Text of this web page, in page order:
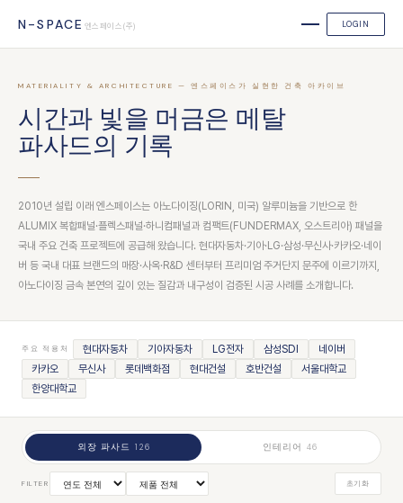
N-SPACE 엔스페이스(주) LOGIN
MATERIALITY & ARCHITECTURE — 엔스페이스가 실현한 건축 아카이브
시간과 빛을 머금은 메탈
파사드의 기록
2010년 설립 이래 엔스페이스는 아노다이징(LORIN, 미국) 알루미늄을 기반으로 한
ALUMIX 복합패널·플렉스패널·하니컴패널과 컴팩트(FUNDERMAX, 오스트리아) 패널을
국내 주요 건축 프로젝트에 공급해 왔습니다. 현대자동차·기아·LG·삼성·무신사·카카오·네이
버 등 국내 대표 브랜드의 매장·사옥·R&D 센터부터 프리미엄 주거단지 문주에 이르기까지,
아노다이징 금속 본연의 깊이 있는 질감과 내구성이 검증된 시공 사례를 소개합니다.
주요 적용처 현대자동차 기아자동차 LG전자 삼성SDI
네이버
카카오
무신사 롯데백화점 현대건설 호반건설
서울대학교
한양대학교
외장 파사드 126 인테리어 46
FILTER 초기화